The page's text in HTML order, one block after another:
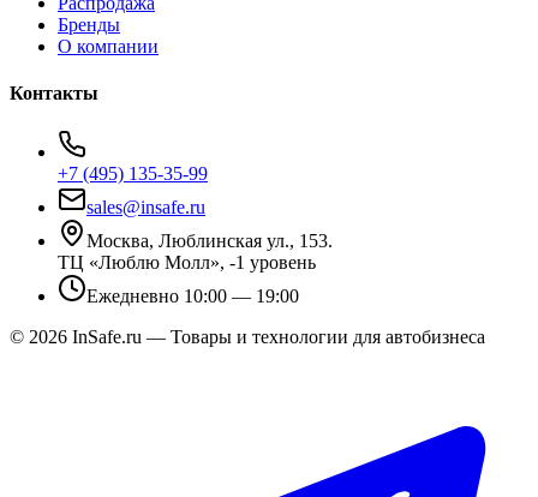
Бренды
О компании
Контакты
+7 (495) 135-35-99
sales@insafe.ru
Москва, Люблинская ул., 153.
ТЦ «Люблю Молл», -1 уровень
Ежедневно 10:00 — 19:00
© 2026 InSafe.ru — Товары и технологии для автобизнеса